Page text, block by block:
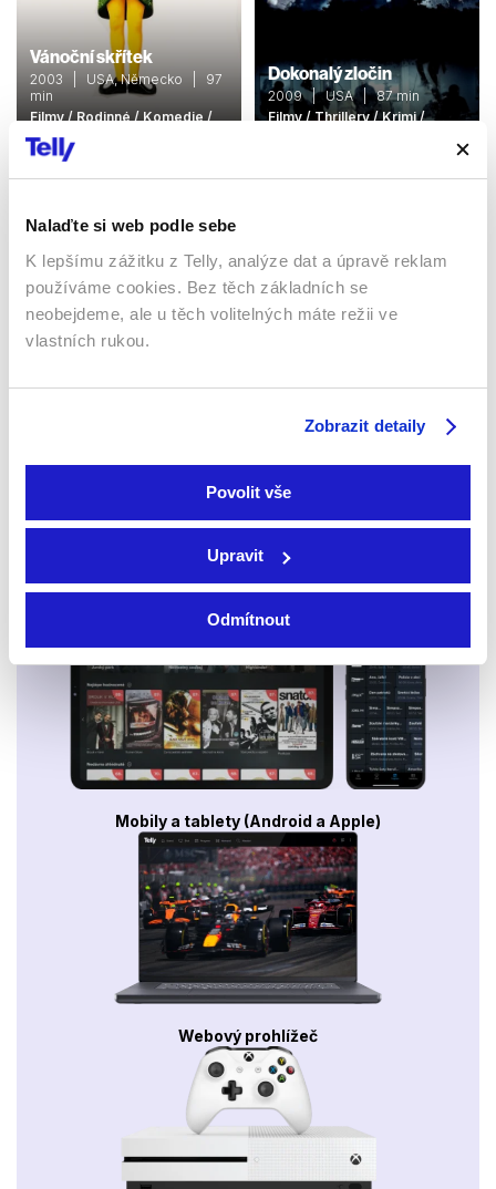
Nalaďte si web podle sebe
K lepšímu zážitku z Telly, analýze dat a úpravě reklam
používáme cookies. Bez těch základních se
neobejdeme, ale u těch volitelných máte režii ve
vlastních rukou.
Zobrazit detaily
Povolit vše
Upravit
Odmítnout
Vánoční skřítek
2003 | USA, Německo | 97
min
Filmy / Rodinné / Komedie /
Dokonalý zločin
2009 | USA | 87 min
Filmy / Thrillery / Krimi /
Sledujte kdekoliv až na 6 zařízeních
Sledovat internetovou televizi jde odkudkoliv
po celé EU, a to až na 6 zařízeních.
Smart TV - Android, Google, Samsung, LG, VIDAA
Mobily a tablety (Android a Apple)
Webový prohlížeč